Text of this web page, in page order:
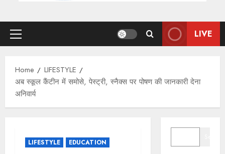
Primary
LIVE
Home
LIFESTYLE
अब स्कूल कैंटीन में समोसे, पेस्ट्री, स्नैक्स पर पोषण की जानकारी देना
अनिवार्य
LIFESTYLE EDUCATION